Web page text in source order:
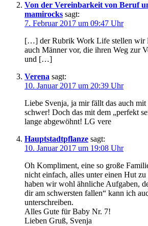
Von der Vereinbarkeit von Beruf
mamirocks sagt:
7. Februar 2017 um 09:47 Uhr
[…] der Rubrik Work Life stellen wir
auch Männer vor, die ihren Weg zur
und […]
Verena sagt:
10. Januar 2017 um 20:39 Uhr
Liebe Svenja, ja mir fällt das auch
schwer! Doch das mit dem „perfekt
lange abgewöhnt! LG vere
Hauptstadtpflanze sagt:
10. Januar 2017 um 19:08 Uhr
Oh Kompliment, eine so große
nicht einfach, alles unter einen Hut
haben wir wohl ähnliche Aufgaben,
dir am schwersten fallen“ kann ich
unterschreiben.
Alles Gute für Baby Nr. 7!
Lieben Gruß, Svenja